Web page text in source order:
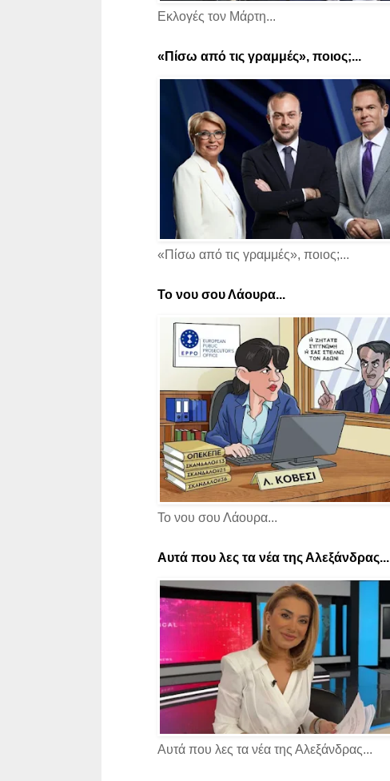
Εκλογές τον Μάρτη...
«Πίσω από τις γραμμές», ποιος;...
«Πίσω από τις γραμμές», ποιος;...
Το νου σου Λάουρα...
Το νου σου Λάουρα...
Αυτά που λες τα νέα της Αλεξάνδρας...
Αυτά που λες τα νέα της Αλεξάνδρας...